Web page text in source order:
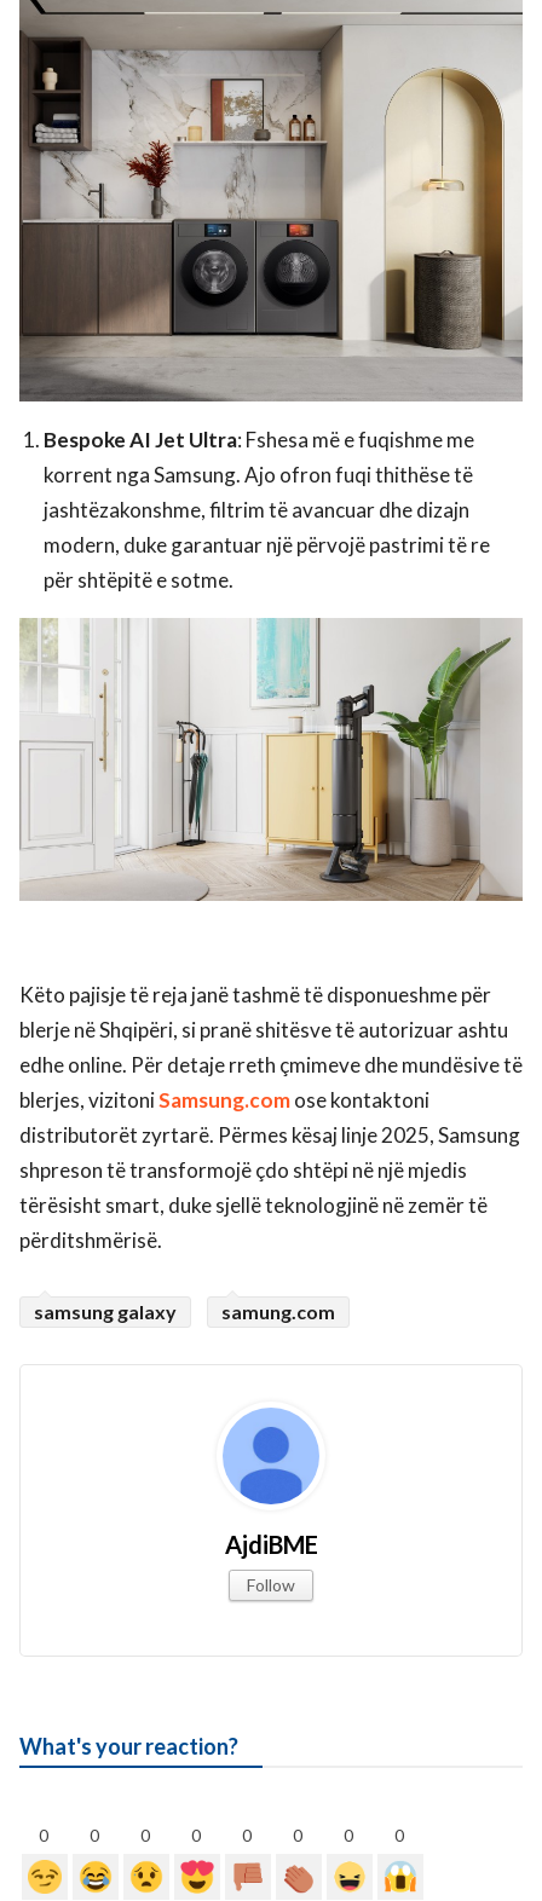
Bespoke AI Jet Ultra: Fshesa më e fuqishme me
korrent nga Samsung. Ajo ofron fuqi thithëse të
jashtëzakonshme, filtrim të avancuar dhe dizajn
modern, duke garantuar një përvojë pastrimi të re
për shtëpitë e sotme.
Këto pajisje të reja janë tashmë të disponueshme për
blerje në Shqipëri, si pranë shitësve të autorizuar ashtu
edhe online. Për detaje rreth çmimeve dhe mundësive të
blerjes, vizitoniSamsung.comose kontaktoni
distributorët zyrtarë. Përmes kësaj linje 2025, Samsung
shpreson të transformojë çdo shtëpi në një mjedis
tërësisht smart, duke sjellë teknologjinë në zemër të
përditshmërisë.
samsung galaxy samung.com
AjdiBME
Follow
What's your reaction?
0 0 0 0 0 0 0 0